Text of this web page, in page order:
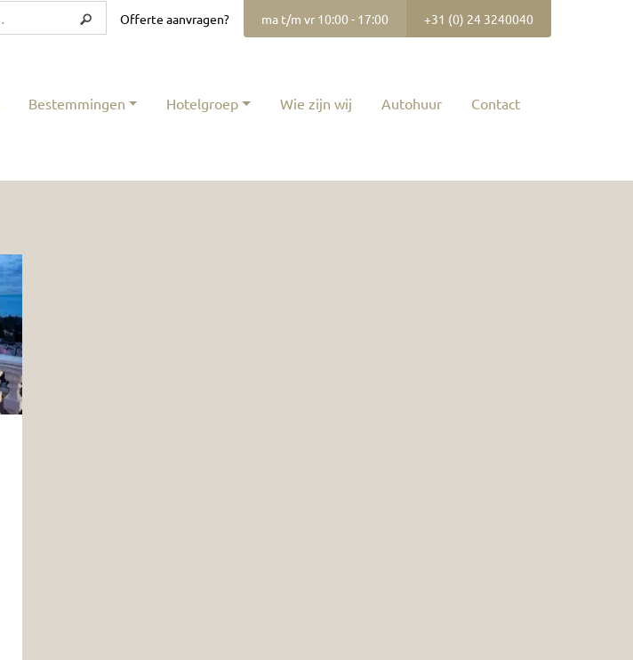
Offerte aanvragen? ma t/m vr 10:00 - 17:00 +31 (0) 24 3240040
Bestemmingen Hotelgroep Wie zijn wij Autohuur Contact